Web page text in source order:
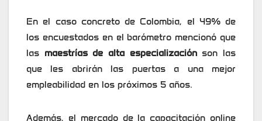
En el caso concreto de Colombia, el 49% de
los encuestados en el barómetro mencionó que
las maestrías de alta especializaciónson las
que les abrirán las puertas a una mejor
empleabilidad en los próximos 5 años.
Además, el mercado de la capacitación online